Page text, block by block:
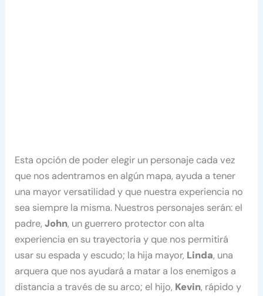
Esta opción de poder elegir un personaje cada vez
que nos adentramos en algún mapa, ayuda a tener
una mayor versatilidad y que nuestra experiencia no
sea siempre la misma. Nuestros personajes serán: el
padre,John, un guerrero protector con alta
experiencia en su trayectoria y que nos permitirá
usar su espada y escudo; la hija mayor, Linda, una
arquera que nos ayudará a matar a los enemigos a
distancia a través de su arco; el hijo, Kevin, rápido y